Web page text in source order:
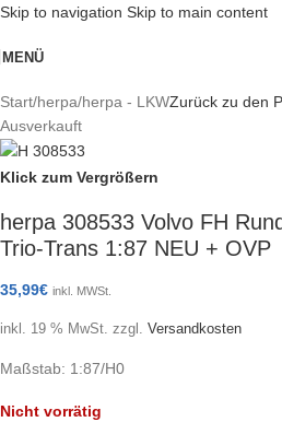
Skip to navigation Skip to main content
MENÜ
Start/herpa/herpa - LKWZurück zu den
Ausverkauft
Klick zum Vergrößern
herpa 308533 Volvo FH
Trio-Trans 1:87 NEU + OVP
35,99€ inkl. MWSt.
inkl. 19 % MwSt. zzgl. Versandkosten
Maßstab: 1:87/H0
Nicht vorrätig